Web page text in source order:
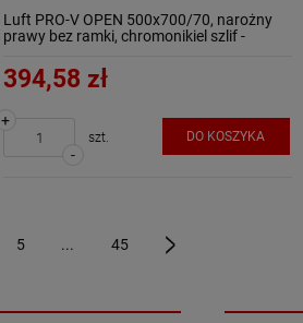
Luft PRO-V OPEN 500x700/70, narożny
prawy bez ramki, chromonikiel szlif -
394,58 zł
-
+
szt. DO KOSZYKA
5 ... 45